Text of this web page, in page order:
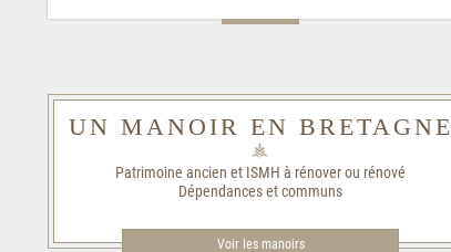
UN MANOIR EN BRETAGNE
Patrimoine ancien et ISMH à rénover ou rénové
Dépendances et communs
Voir les manoirs